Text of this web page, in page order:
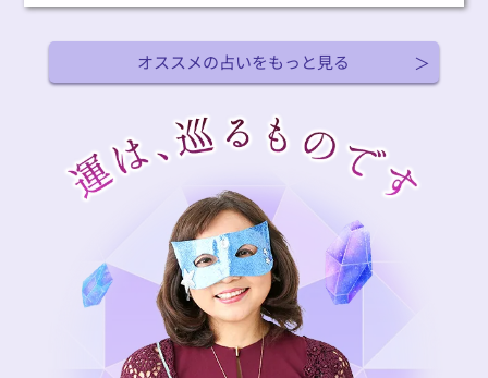
オススメの占いをもっと見る